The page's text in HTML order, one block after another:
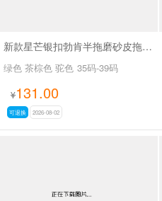
新款星芒银扣勃肯半拖磨砂皮拖鞋SA27109
绿色 茶棕色 驼色 35码-39码
¥131.00
可退换 2026-08-02